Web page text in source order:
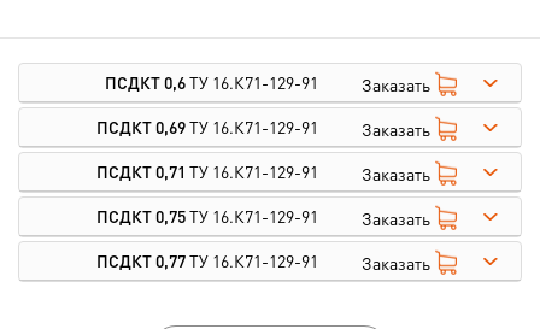
ПСДКТ 0,6ТУ 16.К71-129-91
Заказать
ПСДКТ 0,69ТУ 16.К71-129-91
Заказать
ПСДКТ 0,71 ТУ 16.К71-129-91
Заказать
ПСДКТ 0,75ТУ 16.К71-129-91
Заказать
ПСДКТ 0,77ТУ 16.К71-129-91 Заказать